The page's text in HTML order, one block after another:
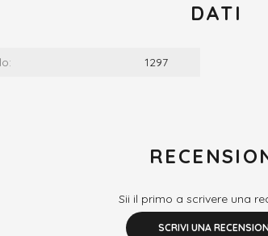
DATI
1297
Sii il primo a scrivere una
SCRIVI UNA